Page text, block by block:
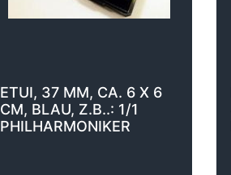
ETUI, 37 MM, CA. 6 X 6
CM, BLAU, Z.B..: 1/1
PHILHARMONIKER